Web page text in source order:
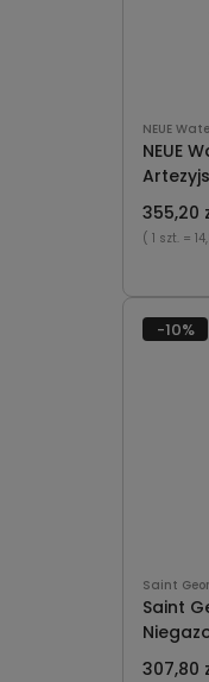
NEUE
NEUE
355,20
( 1 szt. =
Saint
Saint
x12
307,80
-10%